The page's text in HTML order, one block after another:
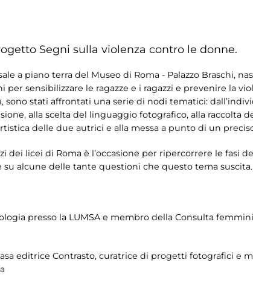
Segni sulla violenza contro le donne.
a piano terra del Museo di Roma - Palazzo Braschi,
sensibilizzare le ragazze e i ragazzi e prevenire la
sono stati affrontati una serie di nodi tematici:
alla scelta del linguaggio fotografico, alla raccolta
delle due autrici e alla messa a punto di un
dei licei di Roma è l’occasione per ripercorrere le fasi
alcune delle tante questioni che questo tema suscita.
presso la LUMSA e membro della Consulta
editrice Contrasto, curatrice di progetti fotografici e